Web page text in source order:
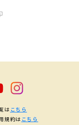
は こちら
規約は こちら